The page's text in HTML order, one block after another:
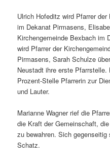
Ulrich Hofeditz wird Pfarrer
im Dekanat Pirmasens,
Kirchengemeinde Bexbach im
wird Pfarrer der
Pirmasens, Sarah Schulze
Neustadt ihre erste
Prozent-Stelle Pfarrerin zur
und Lauter.
Marianne Wagner rief die
die Kraft der Gemeinschaft,
zu bewahren. Sich
Schatz.